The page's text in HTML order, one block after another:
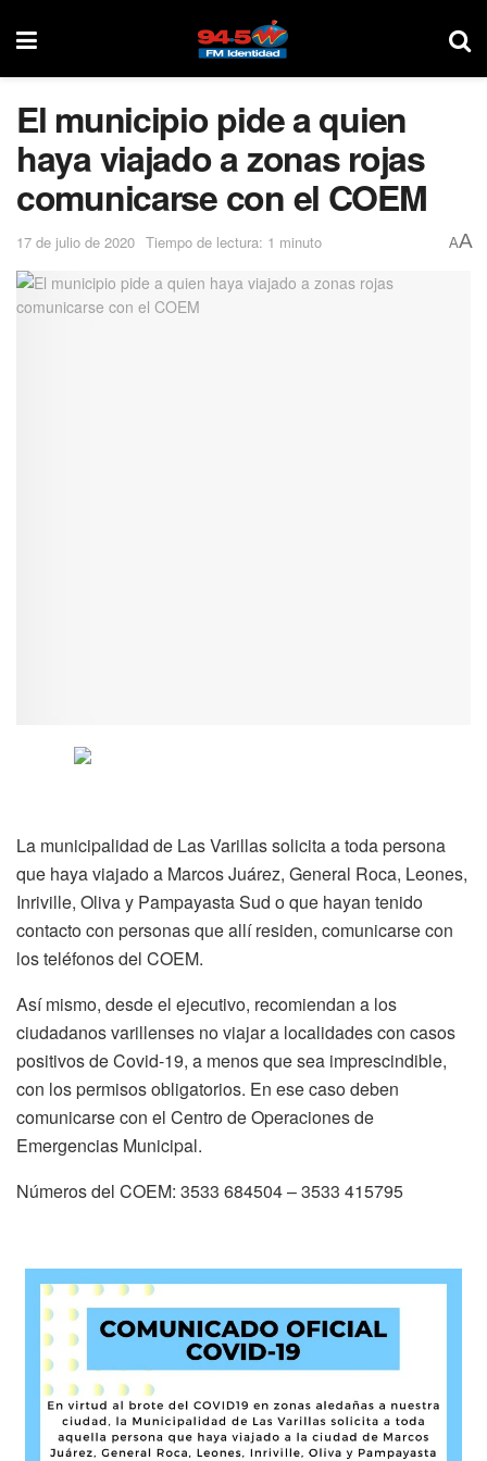
El municipio pide a quien
haya viajado a zonas rojas
comunicarse con el COEM
17 de julio de 2020 Tiempo de lectura: 1 minuto AA
La municipalidad de Las Varillas solicita a toda persona
que haya viajado a Marcos Juárez, General Roca, Leones,
Inriville, Oliva y Pampayasta Sud o que hayan tenido
contacto con personas que allí residen, comunicarse con
los teléfonos del COEM.
Así mismo, desde el ejecutivo, recomiendan a los
ciudadanos varillenses no viajar a localidades con casos
positivos de Covid-19, a menos que sea imprescindible,
con los permisos obligatorios. En ese caso deben
comunicarse con el Centro de Operaciones de
Emergencias Municipal.
Números del COEM: 3533 684504 – 3533 415795